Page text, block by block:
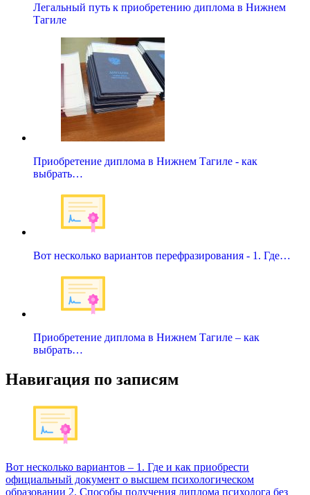
Легальный путь к приобретению диплома в Нижнем
Тагиле
Приобретение диплома в Нижнем Тагиле - как
выбрать…
Вот несколько вариантов перефразирования - 1. Где…
Приобретение диплома в Нижнем Тагиле – как
выбрать…
Навигация по записям
Вот несколько вариантов – 1. Где и как приобрести
официальный документ о высшем психологическом
образовании 2. Способы получения диплома психолога без